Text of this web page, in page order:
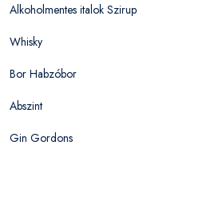
Alkoholmentes italok Szirup
Whisky
Bor Habzóbor
Abszint
Gin Gordons